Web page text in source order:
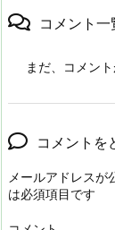
コメント一
まだ、コメン
コメントを
メールアドレスが
は必須項目です